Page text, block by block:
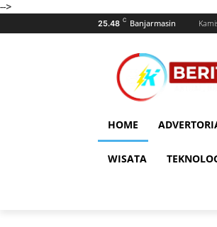
-->
25.48 C Banjarmasin
HOME
WISATA